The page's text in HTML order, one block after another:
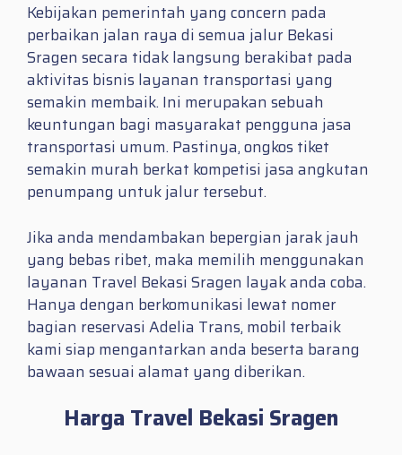
Kebijakan pemerintah yang concern pada
perbaikan jalan raya di semua jalur Bekasi
Sragen secara tidak langsung berakibat pada
aktivitas bisnis layanan transportasi yang
semakin membaik. Ini merupakan sebuah
keuntungan bagi masyarakat pengguna jasa
transportasi umum. Pastinya, ongkos tiket
semakin murah berkat kompetisi jasa angkutan
penumpang untuk jalur tersebut.
Jika anda mendambakan bepergian jarak jauh
yang bebas ribet, maka memilih menggunakan
layanan Travel Bekasi Sragen layak anda coba.
Hanya dengan berkomunikasi lewat nomer
bagian reservasi Adelia Trans, mobil terbaik
kami siap mengantarkan anda beserta barang
bawaan sesuai alamat yang diberikan.
Harga Travel Bekasi Sragen